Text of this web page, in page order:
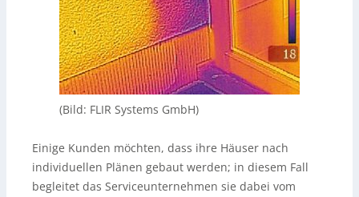
(Bild: FLIR Systems GmbH)
Einige Kunden möchten, dass ihre Häuser nach
individuellen Plänen gebaut werden; in diesem Fall
begleitet das Serviceunternehmen sie dabei vom